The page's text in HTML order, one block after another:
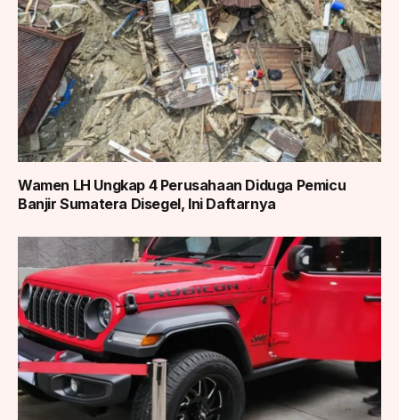
Wamen LH Ungkap 4 Perusahaan Diduga Pemicu
Banjir Sumatera Disegel, Ini Daftarnya